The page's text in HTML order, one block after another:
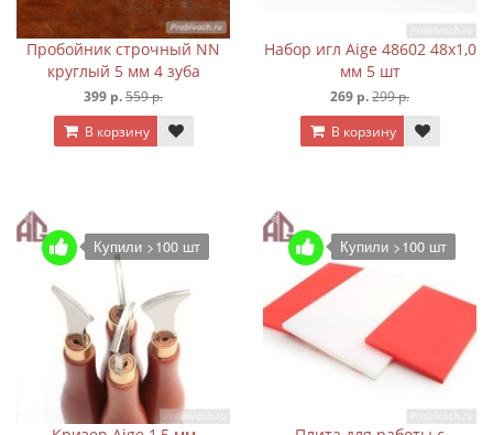
Пробойник строчный NN
круглый 5 мм 4 зуба
399 р.559 р.
В корзину
Набор игл Aige 48602 48х1,0
мм 5 шт
269 р.299 р.
В корзину
Купили >100 шт Купили >100 шт